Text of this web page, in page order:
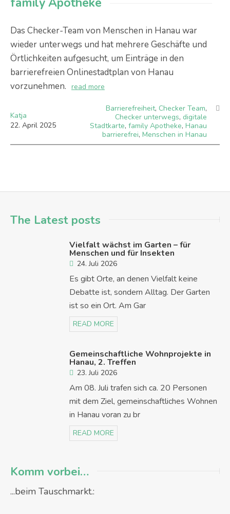
Das Checker-Team von Menschen in Hanau war
wieder unterwegs und hat mehrere Geschäfte und
Örtlichkeiten aufgesucht, um Einträge in den
barrierefreien Onlinestadtplan von Hanau
vorzunehmen. read more
Katja
22. April 2025
Barrierefreiheit, Checker Team,
Checker unterwegs, digitale
Stadtkarte, family Apotheke, Hanau
barrierefrei, Menschen in Hanau
The Latest posts
Vielfalt wächst im Garten – für
Menschen und für Insekten
24. Juli 2026
Es gibt Orte, an denen Vielfalt keine
Debatte ist, sondern Alltag. Der Garten
ist so ein Ort. Am Gar
READ MORE
Gemeinschaftliche Wohnprojekte in
Hanau, 2. Treffen
23. Juli 2026
Am 08. Juli trafen sich ca. 20 Personen
mit dem Ziel, gemeinschaftliches Wohnen
in Hanau voran zu br
READ MORE
Komm vorbei…
...beim Tauschmarkt.: